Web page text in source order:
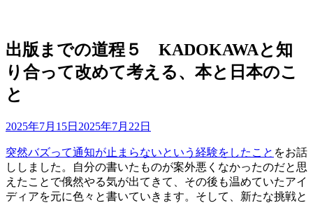
出版までの道程５ KADOKAWAと知
り合って改めて考える、本と日本のこ
と
投稿者master
投
日:
2025年7月15日 2025年7月22日
突然バズって通知が止まらないという経験をしたこと をお話
ししました。自分の書いたものが案外悪くなかったのだと思
えたことで俄然やる気が出てきて、その後も温めていたアイ
ディアを元に色々と書いていきます。そして、新たな挑戦と